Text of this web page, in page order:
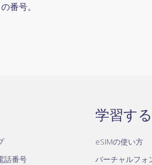
番号。
話番号
学習する
eSIMの使い方
バーチャルフォ